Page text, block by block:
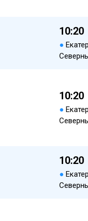
10:20
●
10:20
●
10:20
●